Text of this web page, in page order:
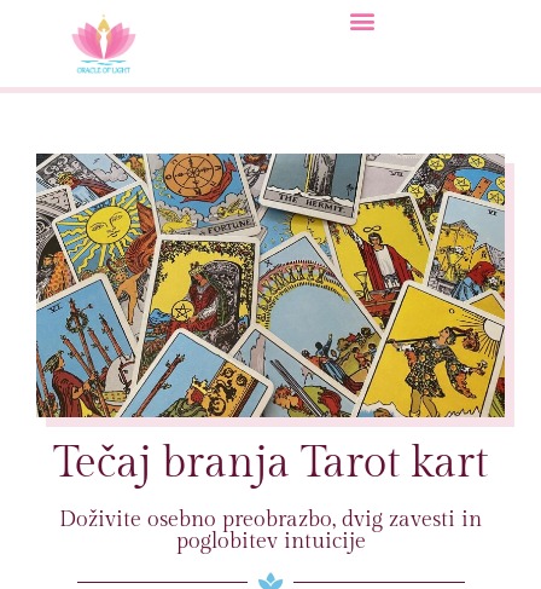
Tečaj branja Tarot kart
Doživite osebno preobrazbo, dvig zavesti in
poglobitev intuicije